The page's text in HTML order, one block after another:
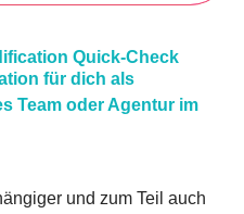
Quick-Check
für dich als
Team oder Agentur im
und zum Teil auch